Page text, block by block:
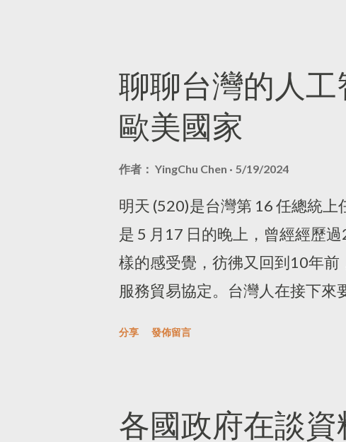
文化知識的鑰匙，在我還是十二
尊...
擾、就是專心的閱讀，享受作者
MookInk，Kindle當時只能閱讀
中文的速度比較快，也更容易產
讀器。我常在登機坐定可以開啟
成了我的行動書櫃。近期也買了
在於，我可以在Kobo的平台上
英文書籍分兩個閱讀器，而
章可以暫存到Pocket裡，我可以
在上面看到有哪些演算法正在等
裡面還包括 1 個人才與職位的匹
國家之一，他們發展資料治理的
新加坡，2個國家的政治體系、
國家」，大家多會聯想到新加坡
OECD的數位政府相關評比，韓
首。每當我看到韓國發展相關政
到擔憂。 韓國科學技術資訊通信
資保護單位，他們涉及的領域很
聊聊台灣的人
歐美國家
作者： YingChu Chen 5/19/2024
明天 (520)是台灣第 16 任總統
是 5 月17 日的晚上，曾經經歷
樣的感受覺，彷彿又回到10年
服務貿易協定。台灣人在接下來
統宣布內閣成員的那天，出現所
分享 發佈留言
各國政府在談